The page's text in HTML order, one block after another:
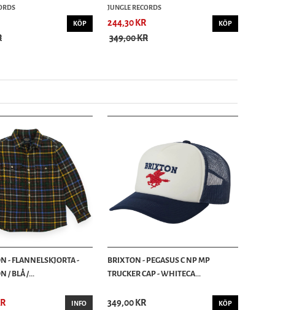
KÖP
JUNGLE RECORDS
244,30 KR
349,00 KR
KÖP
- FLANNELSKJORTA -
/ BLÅ /...
INFO
BRIXTON - PEGASUS C NP MP
TRUCKER CAP - WHITECA...
349,00 KR KÖP